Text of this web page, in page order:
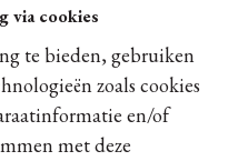
via cookies
te bieden, gebruiken
zoals cookies
en/of
met deze
Te huur